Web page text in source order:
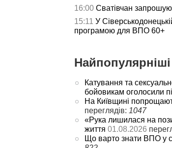
16:00 Сватівчан
15:11 У
програмою для ВПО 60+
Катування та
бойовикам оголосили
На Київщині
переглядів: 1047
«Рука лишилася на
життя 01.08.2026
Що варто знати ВПО у